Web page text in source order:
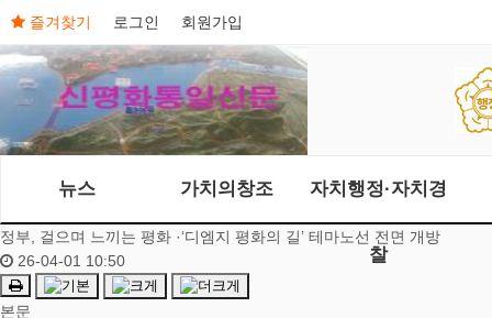
즐겨찾기 로그인 회원가입
뉴스 가치의창조 자치행정·자치경
찰
정부, 걸으며 느끼는 평화 ·‘디엠지 평화의 길’ 테마노선 전면 개방
26-04-01 10:50
본문